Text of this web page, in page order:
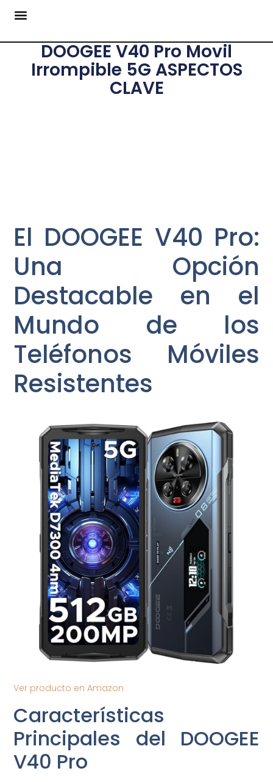
DOOGEE V40 Pro Movil
Irrompible 5G ASPECTOS
CLAVE
El DOOGEE V40 Pro:
Una Opción
Destacable en el
Mundo de los
Teléfonos Móviles
Resistentes
Ver producto en Amazon
Características
Principales del DOOGEE
V40 Pro